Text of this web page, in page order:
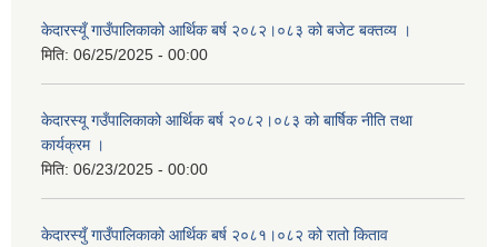
केदारस्यूँ गाउँपालिकाको आर्थिक बर्ष २०८२।०८३ को बजेट बक्तव्य ।
मिति: 06/25/2025 - 00:00
केदारस्यू गउँपालिकाको आर्थिक बर्ष २०८२।०८३ को बार्षिक नीति तथा
कार्यक्रम ।
मिति: 06/23/2025 - 00:00
केदारस्युँ गाउँपालिकाको आर्थिक बर्ष २०८१।०८२ को रातो किताव